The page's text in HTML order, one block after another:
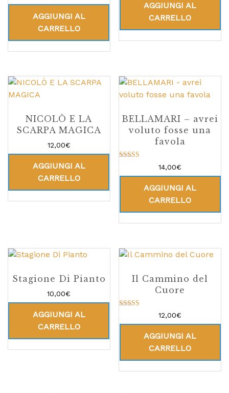
su 5
AGGIUNGI AL
CARRELLO
AGGIUNGI AL
CARRELLO
NICOLÒ E LA
SCARPA MAGICA
12,00€
AGGIUNGI AL
CARRELLO
BELLAMARI – avrei
voluto fosse una
favola
su 5
14,00€
AGGIUNGI AL
CARRELLO
Stagione Di Pianto
10,00€
AGGIUNGI AL
CARRELLO
Il Cammino del
Cuore
su 5
12,00€
AGGIUNGI AL
CARRELLO